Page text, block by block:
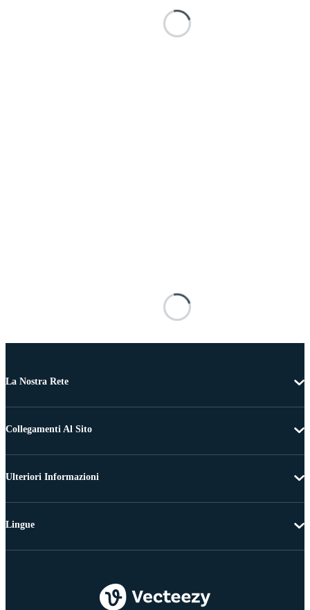
La Nostra Rete
Collegamenti Al Sito
Ulteriori Informazioni
Lingue